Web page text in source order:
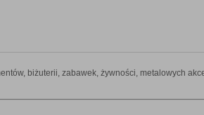
biżuterii, zabawek, żywności, metalowych